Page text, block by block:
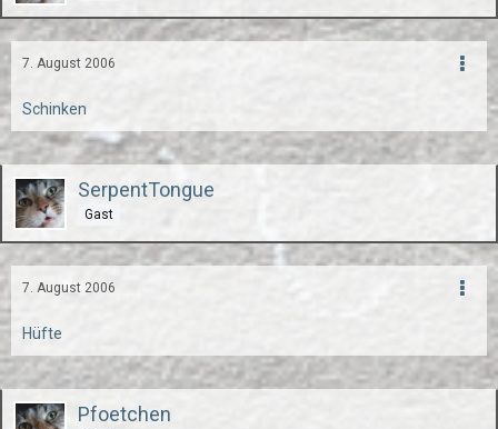
7. August 2006
Schinken
SerpentTongue
Gast
7. August 2006
Hüfte
Pfoetchen